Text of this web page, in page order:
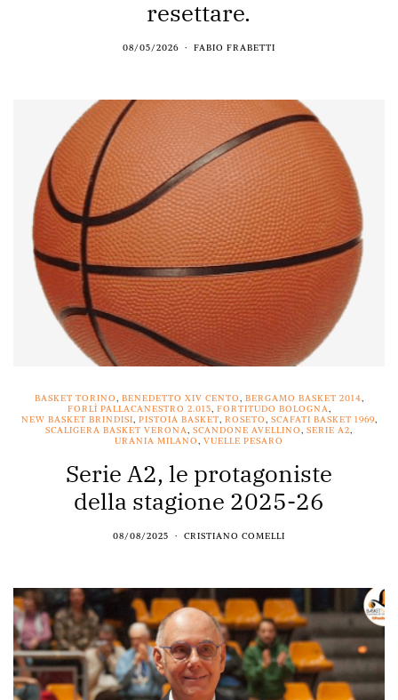
resettare.
08/05/2026 FABIO FRABETTI
BASKET TORINO, BENEDETTO XIV CENTO, BERGAMO BASKET 2014,
FORLÌ PALLACANESTRO 2.015, FORTITUDO BOLOGNA,
NEW BASKET BRINDISI, PISTOIA BASKET, ROSETO, SCAFATI BASKET 1969,
SCALIGERA BASKET VERONA, SCANDONE AVELLINO, SERIE A2,
URANIA MILANO, VUELLE PESARO
Serie A2, le protagoniste
della stagione 2025-26
08/08/2025 CRISTIANO COMELLI